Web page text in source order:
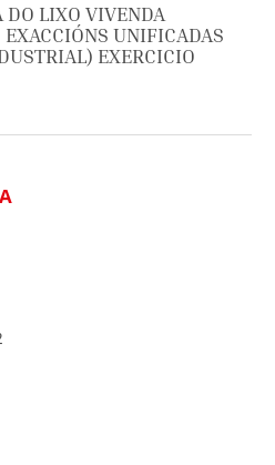
DO LIXO VIVENDA
UNIFICADAS
EXERCICIO